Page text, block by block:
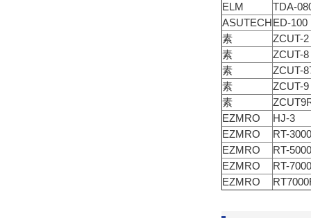
ELM
TDA-
ASUTECHED-100
素
ZCUT-2
素
ZCUT-8
素
ZCUT-
素
ZCUT-9
素
EZMRO
HJ-3
EZMRO
RT-3000
EZMRO
RT-5000
EZMRO
RT-7000
EZMRO